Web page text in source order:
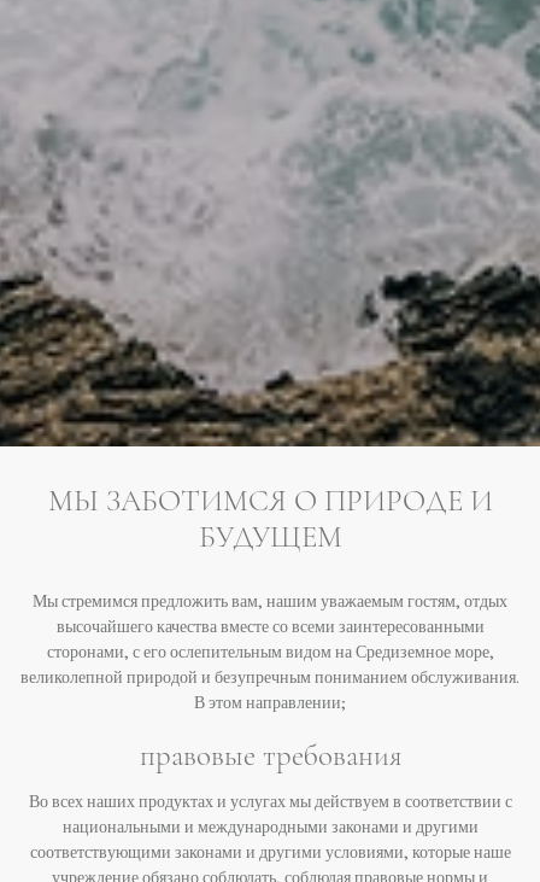
МЫ ЗАБОТИМСЯ О ПРИРОДЕ И
БУДУЩЕМ
Мы стремимся предложить вам, нашим уважаемым гостям, отдых
высочайшего качества вместе со всеми заинтересованными
сторонами, с его ослепительным видом на Средиземное море,
великолепной природой и безупречным пониманием обслуживания.
В этом направлении;
правовые требования
Во всех наших продуктах и ​​услугах мы действуем в соответствии с
национальными и международными законами и другими
соответствующими законами и другими условиями, которые наше